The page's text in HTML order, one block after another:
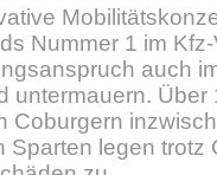
Nummer 1 im
auch
untermauern.
Coburgern
Sparten legen trotz